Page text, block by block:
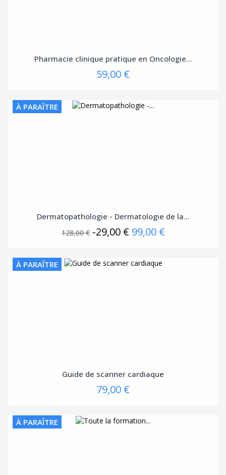
Pharmacie clinique pratique en Oncologie...
59,00 €
À PARAÎTRE
Dermatopathologie - Dermatologie de la...
128,00 € -29,00 € 99,00 €
À PARAÎTRE
Guide de scanner cardiaque
79,00 €
À PARAÎTRE